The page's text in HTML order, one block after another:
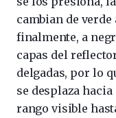
cambian de verde
finalmente, a
capas del
delgadas, por lo
se desplaza
rango visible